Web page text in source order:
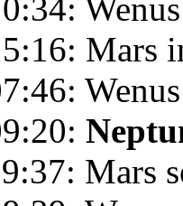
Mars
Mars